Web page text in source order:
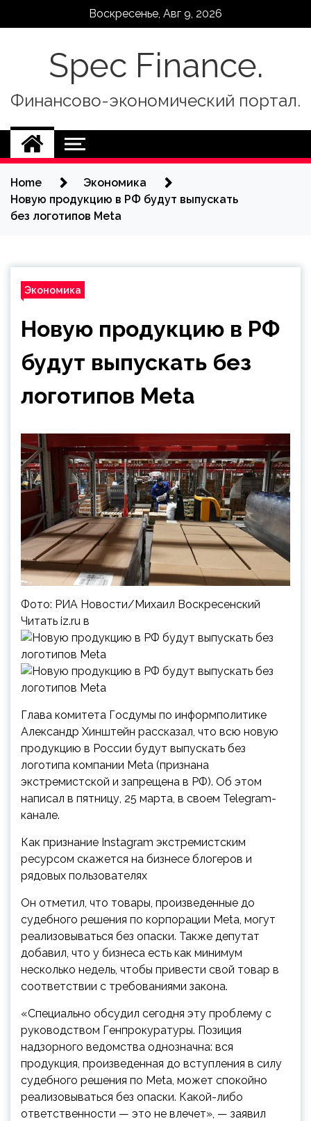
Воскресенье, Авг 9, 2026
Spec Finance.
Финансово-экономический портал.
Home
Экономика
Новую продукцию в РФ будут выпускать
без логотипов Meta
Экономика
Новую продукцию в РФ
будут выпускать без
логотипов Meta
Фото: РИА Новости/Михаил Воскресенский
Читать iz.ru в
Глава комитета Госдумы по информполитике
Александр Хинштейн рассказал, что всю новую
продукцию в России будут выпускать без
логотипа компании Meta (признана
экстремистской и запрещена в РФ). Об этом
написал в пятницу, 25 марта, в своем Telegram-
канале.
Как признание Instagram экстремистским
ресурсом скажется на бизнесе блогеров и
рядовых пользователях
Он отметил, что товары, произведенные до
судебного решения по корпорации Meta, могут
реализовываться без опаски. Также депутат
добавил, что у бизнеса есть как минимум
несколько недель, чтобы привести свой товар в
соответствии с требованиями закона.
«Специально обсудил сегодня эту проблему с
руководством Генпрокуратуры. Позиция
надзорного ведомства однозначна: вся
продукция, произведенная до вступления в силу
судебного решения по Meta, может спокойно
реализовываться без опаски. Какой-либо
ответственности — это не влечет», — заявил